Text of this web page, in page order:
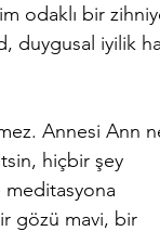
odaklı bir
duygusal iyilik
Annesi Ann
hiçbir şey
meditasyona
gözü mavi, bir